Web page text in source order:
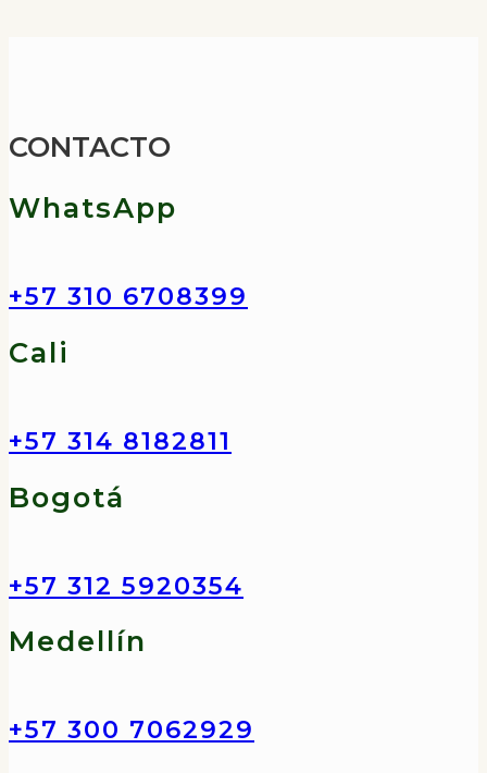
CONTACTO
WhatsApp
+57 310 6708399
Cali
+57 314 8182811
Bogotá
+57 312 5920354
Medellín
+57 300 7062929